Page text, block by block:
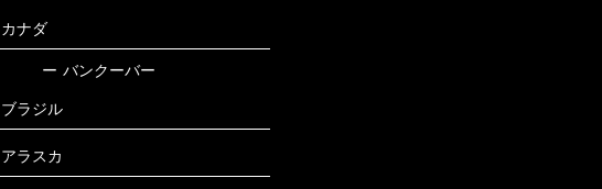
カナダ
ー バンクーバー
ブラジル
アラスカ